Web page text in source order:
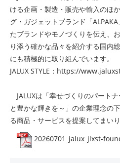
ける企画・製造・販売や輸入のほ
グ・ガジェットブランド「
たブランドやモノづくりを伝え、
り添う確かな品々を紹介する国内
にも積極的に取り組んでいます。
JALUX STYLE： https://
JALUXは「幸せづくりのパート
と豊かな輝きを～」の企業理念の
る商品・サービスを提案してまいり
20260701_jalux_jlxst-